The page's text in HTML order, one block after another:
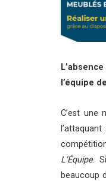
l’équipe
C’est une
L’Équipe.
beaucoup